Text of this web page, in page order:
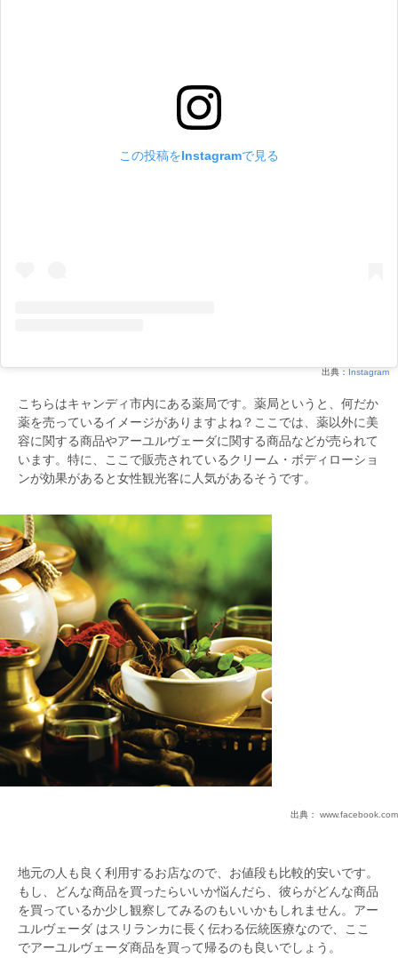
この投稿をInstagramで見る
出典： Instagram
こちらはキャンディ市内にある薬局です。薬局というと、何だか
薬を売っているイメージがありますよね？ここでは、薬以外に美
容に関する商品やアーユルヴェーダに関する商品などが売られて
います。特に、ここで販売されているクリーム・ボディローショ
ンが効果があると女性観光客に人気があるそうです。
出典： www.facebook.com
地元の人も良く利用するお店なので、お値段も比較的安いです。
もし、どんな商品を買ったらいいか悩んだら、彼らがどんな商品
を買っているか少し観察してみるのもいいかもしれません。アー
ユルヴェーダ はスリランカに長く伝わる伝統医療なので、ここ
でアーユルヴェーダ商品を買って帰るのも良いでしょう。